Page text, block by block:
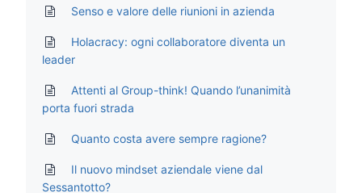
Senso e valore delle riunioni in azienda
Holacracy: ogni collaboratore diventa un
leader
Attenti al Group-think! Quando l’unanimità
porta fuori strada
Quanto costa avere sempre ragione?
Il nuovo mindset aziendale viene dal
Sessantotto?